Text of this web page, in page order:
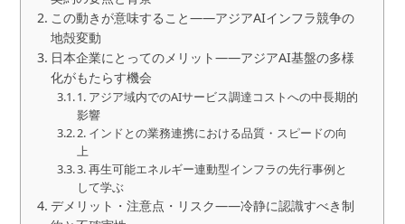
この動きが意味すること——アジアAIインフラ競争の
地殻変動
日本企業にとってのメリット——アジアAI基盤の多様
化がもたらす機会
1. アジア域内でのAIサービス調達コストへの中長期的
影響
2. インドとの業務連携における品質・スピードの向
上
3. 再生可能エネルギー連動型インフラの先行事例と
して学ぶ
デメリット・注意点・リスク——冷静に認識すべき制